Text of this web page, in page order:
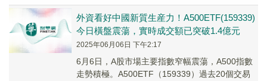
外資看好中國新質生産力！A500ETF(159339)
今日橫盤震蕩，實時成交額已突破1.4億元
2025年06月06日 下午2:17
6月6日，A股市場主要指數窄幅震蕩，A500指數
走勢積極。A500ETF（159339）過去20個交易